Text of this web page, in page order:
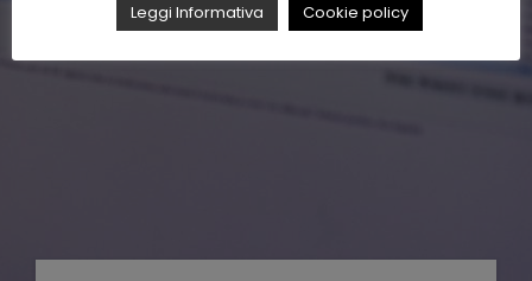
Leggi Informativa
Cookie policy